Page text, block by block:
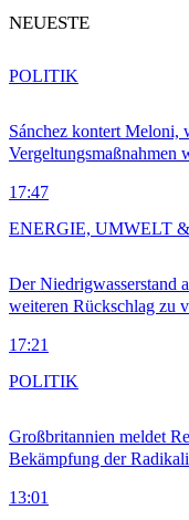
NEUESTE
Sánchez kontert Meloni,
Vergeltungsmaßnahmen
17:47
POLITIK
Der Niedrigwasserstand
weiteren Rückschlag zu
17:21
ENERGIE, UMWELT
Großbritannien meldet
Bekämpfung der
13:01
POLITIK